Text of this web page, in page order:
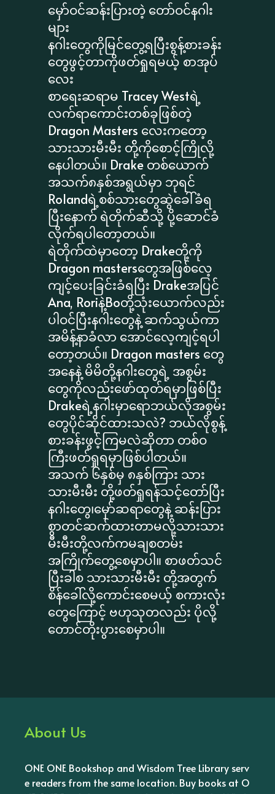
မှော်ဝင်ဆန်းပြားတဲ့ တော်ဝင်နဂါး
များ
နဂါးတွေကိုမြင်တွေ့ရပြီးစွန့်စားခန်း
တွေဖွင့်တာကိုဖတ်ရှုရမယ့် စာအုပ်
လေး
စာရေးဆရာမ Tracey Westရဲ့
လက်ရာကောင်းတစ်ခုဖြစ်တဲ့
Dragon Masters လေးကတော့
သားသားမီးမီး တို့်ကိုစောင့်ကြိုလို့
နေပါတယ်။ Drake တစ်ယောက်
အသက်၈နှစ်အရွယ်မှာ ဘုရင်
Rolandရဲ့စစ်သားတွေဆွဲခေါ်ခံရ
ပြီးနောက် ရဲတိုက်ဆီသို့ ပို့ဆောင်ခံ
လိုက်ရပါတော့တယ်။
ရဲတိုက်ထဲမှာတော့ Drakeတို့ကို
Dragon mastersတွေအဖြစ်လေ့
ကျင့်ပေးခြင်းခံရပြီး Drakeအပြင်
Ana, Roriနဲ့Boတို့သုံးယောက်လည်း
ပါဝင်ပြီးနဂါးတွေနဲ့ ဆက်သွယ်ကာ
အမိန့်နာခံလာ အောင်လေ့ကျင့်ရပါ
တော့တယ်။ Dragon masters တွေ
အနေနဲ့ မိမိတို့နဂါးတွေရဲ့ အစွမ်း
တွေကိုလည်းဖော်ထုတ်ရမှာဖြစ်ပြီး
Drakeရဲ့နဂါးမှာရောဘယ်လိုအစွမ်း
တွေပိုင်ဆိုင်ထားသလဲ? ဘယ်လိုစွန့်
စားခန်းဖွင့်ကြမလဲဆိုတာ တစ်ဝ
ကြီးဖတ်ရှုရမှာဖြစ်ပါတယ်။
အသက် ၆နှစ်မှ ၈နှစ်ကြား သား
သားမီးမီး တို့ဖတ်ရှုရန်သင့်တော်ပြီး
နဂါးတွေ၊မှော်ဆရာတွေနဲ့ ဆန်းပြား
စွာတင်ဆက်ထားတာမလို့သားသား
မီးမီးတို့လက်ကမချစတမ်း
အကြိုက်တွေ့စေမှာပါ။ စာဖတ်သင်
ပြီးခါစ သားသားမီးမီး တို့အတွက်
စိန်ခေါ်လို့ကောင်းစေမယ့် စကားလုံး
တွေကြောင့် ဗဟုသုတလည်း ပိုလို့
တောင်တိုးပွားစေမှာပါ။
About Us
ONE ONE Bookshop and Wisdom Tree Library serv
e readers from the same location. Buy books at O